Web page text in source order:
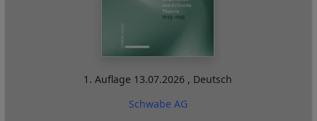
1. Auflage 13.07.2026 , Deutsch
Schwabe AG